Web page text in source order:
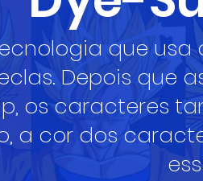
que usa
Depois que
os caracteres
a cor dos